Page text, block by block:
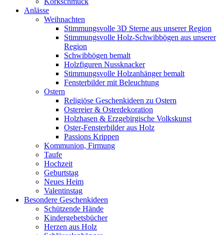
Anlässe
Weihnachten
Stimmungsvolle 3D Sterne aus unserer Region
Stimmungsvolle Holz-Schwibbögen aus unserer
Region
Schwibbögen bemalt
Holzfiguren Nussknacker
Stimmungsvolle Holzanhänger bemalt
Fensterbilder mit Beleuchtung
Ostern
Religiöse Geschenkideen zu Ostern
Ostereier & Osterdekoration
Holzhasen & Erzgebirgische Volkskunst
Oster-Fensterbilder aus Holz
Passions Krippen
Kommunion, Firmung
Taufe
Hochzeit
Geburtstag
Neues Heim
Valentinstag
Besondere Geschenkideen
Schützende Hände
Kindergebetsbücher
Herzen aus Holz